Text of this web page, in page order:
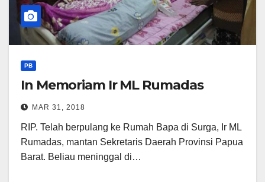
PB
In Memoriam Ir ML Rumadas
MAR 31, 2018
RIP. Telah berpulang ke Rumah Bapa di Surga, Ir ML
Rumadas, mantan Sekretaris Daerah Provinsi Papua
Barat. Beliau meninggal di…